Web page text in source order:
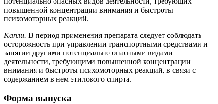
повышенной концентрации внимания и быстроты
психомоторных реакций.
Капли. В период применения препарата следует соблюдать
осторожность при управлении транспортными средствами и
занятии другими потенциально опасными видами
деятельности, требующими повышенной концентрации
внимания и быстроты психомоторных реакций, в связи с
содержанием в нем этилового спирта.
Форма выпуска